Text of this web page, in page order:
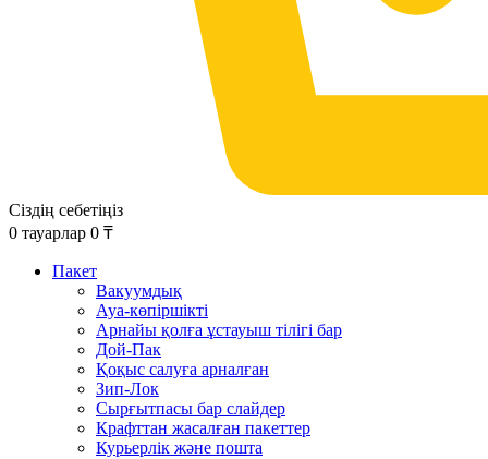
Сіздің себетіңіз
0 тауарлар 0 ₸
Пакет
Вакуумдық
Ауа-көпіршікті
Арнайы қолға ұстауыш тілігі бар
Дой-Пак
Қоқыс салуға арналған
Зип-Лок
Сырғытпасы бар слайдер
Крафттан жасалған пакеттер
Курьерлік және пошта